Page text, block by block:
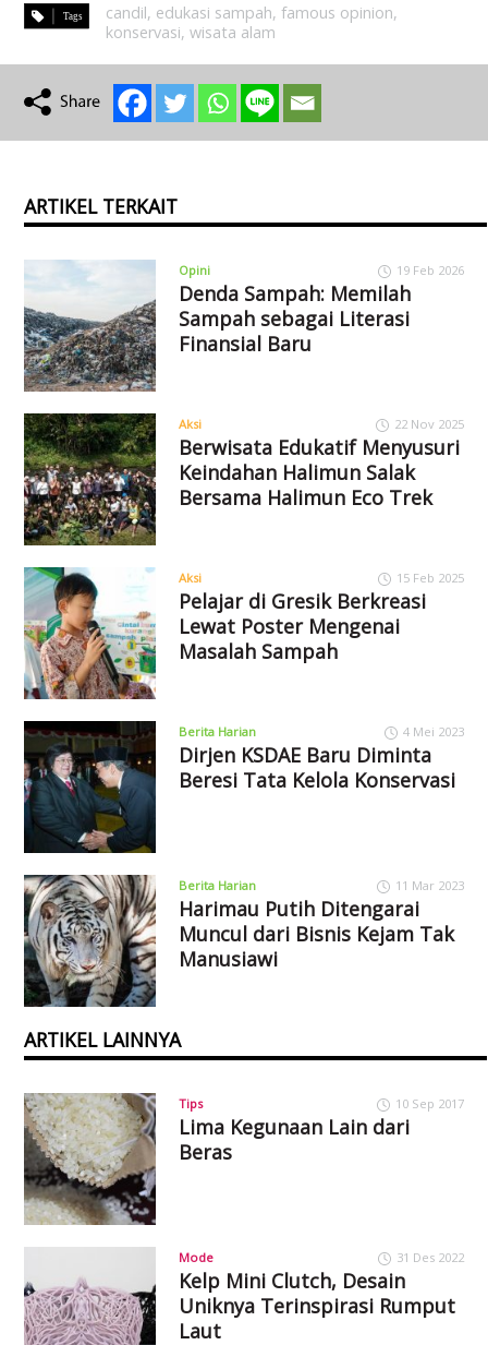
candil, edukasi sampah,famous opinion,
konservasi,wisata alam
ARTIKEL TERKAIT
Opini 19 Feb 2026
Denda Sampah: Memilah
Sampah sebagai Literasi
Finansial Baru
Aksi 22 Nov 2025
Berwisata Edukatif Menyusuri
Keindahan Halimun Salak
Bersama Halimun Eco Trek
Aksi 15 Feb 2025
Pelajar di Gresik Berkreasi
Lewat Poster Mengenai
Masalah Sampah
Berita Harian 4 Mei 2023
Dirjen KSDAE Baru Diminta
Beresi Tata Kelola Konservasi
Berita Harian 11 Mar 2023
Harimau Putih Ditengarai
Muncul dari Bisnis Kejam Tak
Manusiawi
ARTIKEL LAINNYA
Tips 10 Sep 2017
Lima Kegunaan Lain dari
Beras
Mode 31 Des 2022
Kelp Mini Clutch, Desain
Uniknya Terinspirasi Rumput
Laut